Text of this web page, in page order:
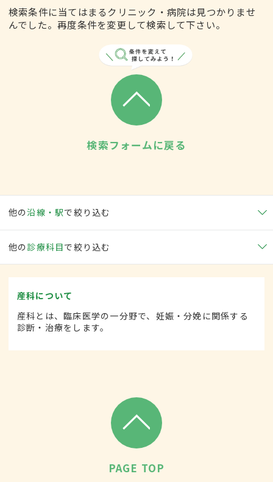
検索条件に当てはまるクリニック・病院は見つかりませ
んでした。再度条件を変更して検索して下さい。
検索フォームに戻る
他の沿線・駅で絞り込む
他の 診療科目で絞り込む
産科について
産科とは、臨床医学の一分野で、妊娠・分娩に関係する
診断・治療をします。
PAGE TOP